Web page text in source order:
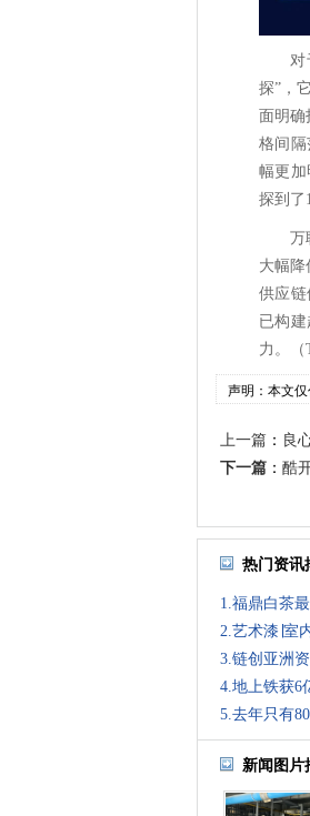
对
探”，
面明确
格间隔
幅更加
探到了
万
大幅
供应链
已构
力。（
声明：本文
上一篇 ： 良
下一篇 ： 酷
热门资讯
1.福鼎白茶
2.艺术漆∣室
3.链创亚洲
4.地上铁获6
5.去年只有
新闻图片